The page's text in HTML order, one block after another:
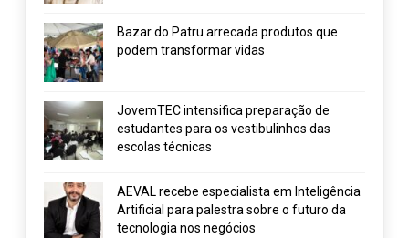
Bazar do Patru arrecada produtos que
podem transformar vidas
JovemTEC intensifica preparação de
estudantes para os vestibulinhos das
escolas técnicas
AEVAL recebe especialista em Inteligência
Artificial para palestra sobre o futuro da
tecnologia nos negócios